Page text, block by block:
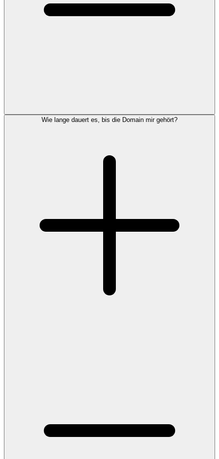
Wie lange dauert es, bis die Domain mir gehört?